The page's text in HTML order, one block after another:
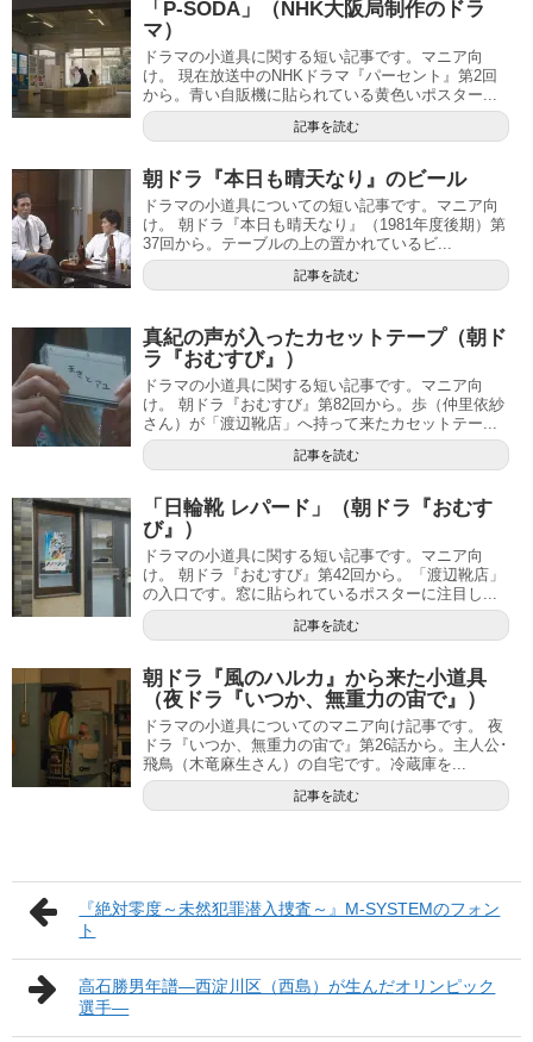
「P-SODA」（NHK大阪局制作のドラ
マ）
ドラマの小道具に関する短い記事です。マニア向
け。 現在放送中のNHKドラマ『パーセント』第2回
から。青い自販機に貼られている黄色いポスター...
記事を読む
朝ドラ『本日も晴天なり』のビール
ドラマの小道具についての短い記事です。マニア向
け。 朝ドラ『本日も晴天なり』（1981年度後期）第
37回から。テーブルの上の置かれているビ...
記事を読む
真紀の声が入ったカセットテープ（朝ド
ラ『おむすび』）
ドラマの小道具に関する短い記事です。マニア向
け。 朝ドラ『おむすび』第82回から。歩（仲里依紗
さん）が「渡辺靴店」へ持って来たカセットテー...
記事を読む
「日輪靴 レパード」（朝ドラ『おむす
び』）
ドラマの小道具に関する短い記事です。マニア向
け。 朝ドラ『おむすび』第42回から。「渡辺靴店」
の入口です。窓に貼られているポスターに注目し...
記事を読む
朝ドラ『風のハルカ』から来た小道具
（夜ドラ『いつか、無重力の宙で』）
ドラマの小道具についてのマニア向け記事です。 夜
ドラ『いつか、無重力の宙で』第26話から。主人公･
飛鳥（木竜麻生さん）の自宅です。冷蔵庫を...
記事を読む
『絶対零度～未然犯罪潜入捜査～』M-SYSTEMのフォン
ト
高石勝男年譜―西淀川区（西島）が生んだオリンピック
選手―